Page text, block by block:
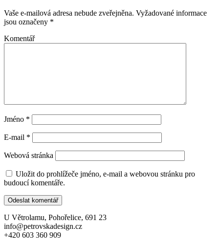
Vaše e-mailová adresa nebude zveřejněna. Vyžadované informace
jsou označeny *
Komentář
Jméno *
E-mail *
Webová stránka
Uložit do prohlížeče jméno, e-mail a webovou stránku pro
budoucí komentáře.
U Větrolamu, Pohořelice, 691 23
info@petrovskadesign.cz
+420 603 360 909